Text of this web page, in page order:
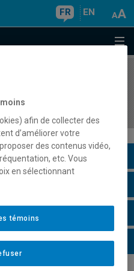
FR EN
afin de collecter des
d’améliorer votre
des contenus vidéo,
etc. Vous
en sélectionnant
témoins